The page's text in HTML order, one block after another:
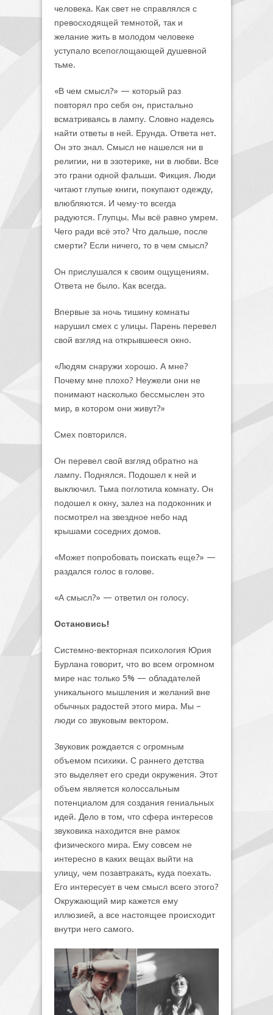
человека. Как свет не справлялся с
превосходящей темнотой, так и
желание жить в молодом человеке
уступало всепоглощающей душевной
тьме.
«В чем смысл?» — который раз
повторял про себя он, пристально
всматриваясь в лампу. Словно надеясь
найти ответы в ней. Ерунда. Ответа нет.
Он это знал. Смысл не нашелся ни в
религии, ни в эзотерике, ни в любви. Все
это грани одной фальши. Фикция. Люди
читают глупые книги, покупают одежду,
влюбляются. И чему-то всегда
радуются. Глупцы. Мы всё равно умрем.
Чего ради всё это? Что дальше, после
смерти? Если ничего, то в чем смысл?
Он прислушался к своим ощущениям.
Ответа не было. Как всегда.
Впервые за ночь тишину комнаты
нарушил смех с улицы. Парень перевел
свой взгляд на открывшееся окно.
«Людям снаружи хорошо. А мне?
Почему мне плохо? Неужели они не
понимают насколько бессмыслен это
мир, в котором они живут?»
Смех повторился.
Он перевел свой взгляд обратно на
лампу. Поднялся. Подошел к ней и
выключил. Тьма поглотила комнату. Он
подошел к окну, залез на подоконник и
посмотрел на звездное небо над
крышами соседних домов.
«Может попробовать поискать еще?» —
раздался голос в голове.
«А смысл?» — ответил он голосу.
Остановись!
Системно-векторная психология Юрия
Бурлана говорит, что во всем огромном
мире нас только 5% — обладателей
уникального мышления и желаний вне
обычных радостей этого мира. Мы –
люди со звуковым вектором.
Звуковик рождается с огромным
объемом психики. С раннего детства
это выделяет его среди окружения. Этот
объем является колоссальным
потенциалом для создания гениальных
идей. Дело в том, что сфера интересов
звуковика находится вне рамок
физического мира. Ему совсем не
интересно в каких вещах выйти на
улицу, чем позавтракать, куда поехать.
Его интересует в чем смысл всего этого?
Окружающий мир кажется ему
иллюзией, а все настоящее происходит
внутри него самого.